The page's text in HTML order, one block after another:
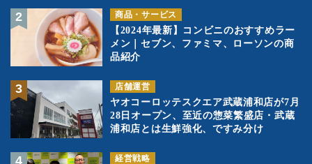
商品・サービス
【2024年最新】コンビニのおすすめラー
メン｜セブン、ファミマ、ローソンの商
品紹介
店舗運営
ヤオコーロッテスクエア武蔵浦和店が7月
28日オープン、至近の惣菜繁盛店・武蔵
浦和店とは生鮮強化、ですみ分け
経営戦略